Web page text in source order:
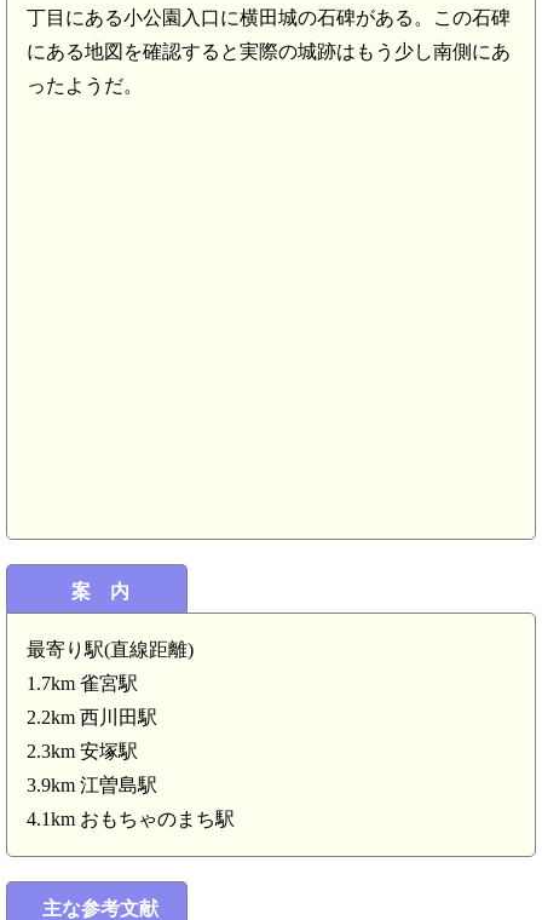
丁目にある小公園入口に横田城の石碑がある。この石碑
にある地図を確認すると実際の城跡はもう少し南側にあ
ったようだ。
案 内
最寄り駅(直線距離)
1.7km 雀宮駅
2.2km 西川田駅
2.3km 安塚駅
3.9km 江曽島駅
4.1km おもちゃのまち駅
主な参考文献